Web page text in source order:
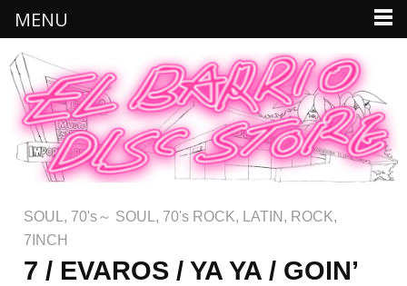
SOUL , 70's～ SOUL , 70's ROCK, LATIN , ROCK,
7INCH
7 / EVAROS / YA YA / GOIN’
MENU